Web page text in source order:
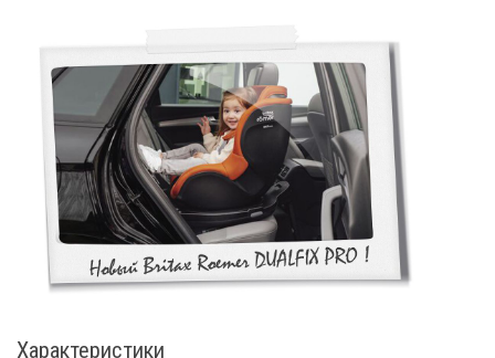
Характеристики